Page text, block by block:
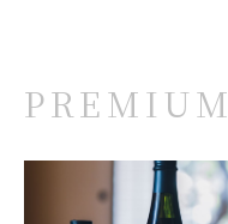
PREMIUM